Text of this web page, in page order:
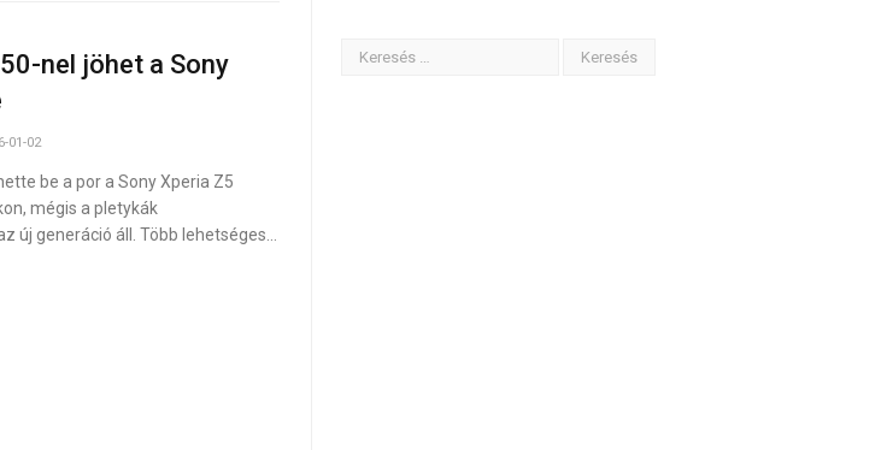
nel jöhet a Sony
01-02
be a por a Sony Xperia Z5
mégis a pletykák
új generáció áll. Több lehetséges…